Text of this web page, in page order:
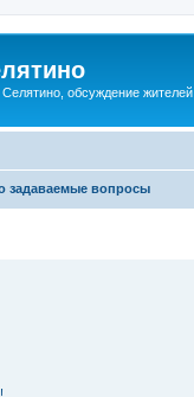
обсуждение жителей
задаваемые вопросы